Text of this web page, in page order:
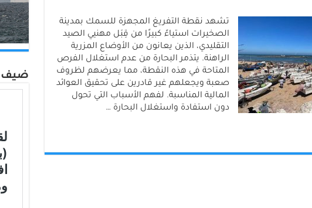
تشهد نقطة التفريغ المجهزة للسمك بمدينة
الصخيرات استياءً كبيرًا من قِبَل مهنيي الصيد
التقليدي، الذين يعانون من الأوضاع المزرية
الراهنة. يتذمر البحارة من عدم استغلال الفرص
المتاحة في هذه النقطة، مما يعرضهم لظروف
صعبة ويجعلهم غير قادرين على تحقيق العوائد
المالية المناسبة. لفهم الأسباب التي تحول
دون استفادة واستغلال البحارة …
ضيف